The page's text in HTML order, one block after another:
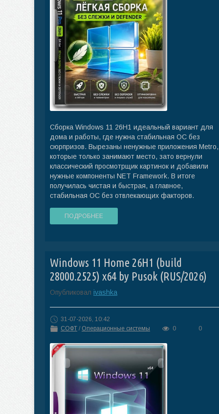
Сборка Windows 11 26H1 идеальный вариант для
дома и работы, где нужна стабильная ОС без
сюрпризов. Вырезаны ненужные приложения Metro,
которые только занимают место, зато вернули
классический просмотрщик картинок и добавили
нужные компоненты NET Framework. В итоге
получилась чистая и быстрая, а главное,
стабильная ОС без отвлекающих факторов.
ПОДРОБНЕЕ
Windows 11 Home 26H1 (build
28000.2525) x64 by Pusok (RUS/2026)
Опубликовал ivashka
31-07-2026, 10:42
СОФТ / Операционные системы 0 0